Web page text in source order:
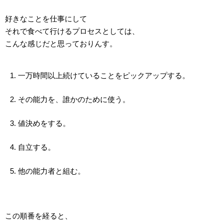
好きなことを仕事にして
それで食べて行けるプロセスとしては、
こんな感じだと思っておりんす。
一万時間以上続けていることをピックアップする。
その能力を、誰かのために使う。
値決めをする。
自立する。
他の能力者と組む。
この順番を経ると、